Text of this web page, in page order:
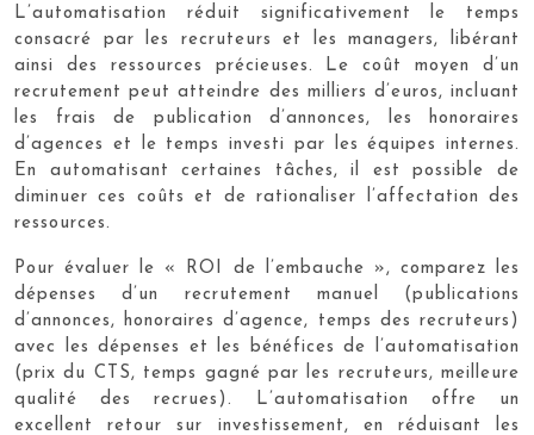
L’automatisation réduit significativement le temps
consacré par les recruteurs et les managers, libérant
ainsi des ressources précieuses. Le coût moyen d’un
recrutement peut atteindre des milliers d’euros, incluant
les frais de publication d’annonces, les honoraires
d’agences et le temps investi par les équipes internes.
En automatisant certaines tâches, il est possible de
diminuer ces coûts et de rationaliser l’affectation des
ressources.
Pour évaluer le « ROI de l’embauche », comparez les
dépenses d’un recrutement manuel (publications
d’annonces, honoraires d’agence, temps des recruteurs)
avec les dépenses et les bénéfices de l’automatisation
(prix du CTS, temps gagné par les recruteurs, meilleure
qualité des recrues). L’automatisation offre un
excellent retour sur investissement, en réduisant les